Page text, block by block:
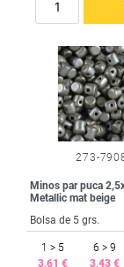
273-
Minos par puca
Metallic mat beige
Bolsa de 5 grs.
1 > 5
3,61 €
6 > 9
3,43 €